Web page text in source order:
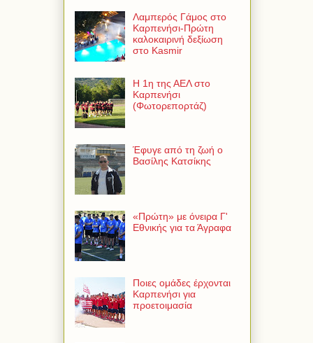
Λαμπερός Γάμος στο
Καρπενήσι-Πρώτη
καλοκαιρινή δεξίωση
στο Kasmir
Η 1η της ΑΕΛ στο
Καρπενήσι
(Φωτορεπορτάζ)
Έφυγε από τη ζωή ο
Βασίλης Κατσίκης
«Πρώτη» με όνειρα Γ'
Εθνικής για τα Άγραφα
Ποιες ομάδες έρχονται
Καρπενήσι για
προετοιμασία